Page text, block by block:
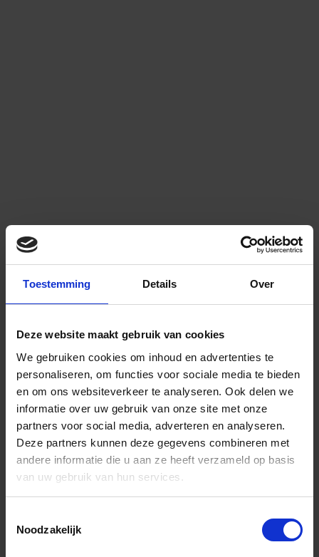
Toestemming Details Over
Deze website maakt gebruik van cookies
We gebruiken cookies om inhoud en advertenties te
personaliseren, om functies voor sociale media te bieden
en om ons websiteverkeer te analyseren. Ook delen we
informatie over uw gebruik van onze site met onze
partners voor social media, adverteren en analyseren.
Deze partners kunnen deze gegevens combineren met
andere informatie die u aan ze heeft verzameld op basis
van uw gebruik van hun services.
Noodzakelijk